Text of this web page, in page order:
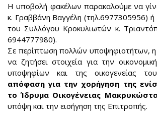
Η υποβολή φακέλων παρακαλούμε να
κ. Γραββάνη Βαγγέλη (τηλ.6977305956) ή
του Συλλόγου Κροκυλιωτών κ.
6944777980).
Σε περίπτωση πολλών υποψηφιοτήτων, η
να ζητήσει στοιχεία για την
υποψηφίων και της οικογενείας
απόφαση για την χορήγηση της
το Ίδρυμα Οικογένειας
υπόψη και την εισήγηση της Επιτροπής.